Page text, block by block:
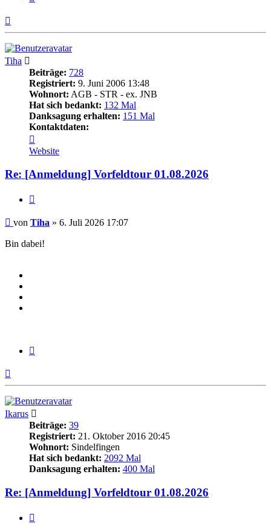
Tiha
Beiträge: 728
Registriert: 9. Juni 2006 13:48
Wohnort: AGB - STR - ex. JNB
Hat sich bedankt: 132 Mal
Danksagung erhalten: 151 Mal
Kontaktdaten:
von
Tiha
Website
Re: [Anmeldung] Vorfeldtour 01.08.2026
Beitrag
von Tiha » 6. Juli 2026 17:07
Bin dabei!
Ikarus
Beiträge: 39
Registriert: 21. Oktober 2016 20:45
Wohnort: Sindelfingen
Hat sich bedankt: 2092 Mal
Danksagung erhalten: 400 Mal
Re: [Anmeldung] Vorfeldtour 01.08.2026